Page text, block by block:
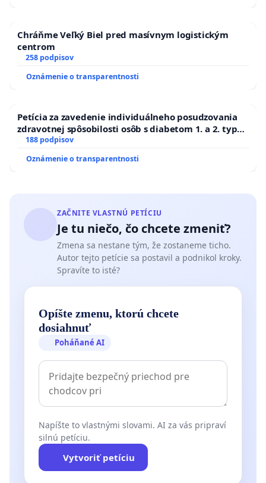
Chráňme Veľký Biel pred masívnym logistickým
centrom
258 podpisov
Oznámenie o transparentnosti
Petícia za zavedenie individuálneho posudzovania
zdravotnej spôsobilosti osôb s diabetom 1. a 2. typu
pri prijímaní do Policajného zboru SR
188 podpisov
Oznámenie o transparentnosti
ZAČNITE VLASTNÚ PETÍCIU
Je tu niečo, čo chcete zmeniť?
Zmena sa nestane tým, že zostaneme ticho.
Autor tejto petície sa postavil a podnikol kroky.
Spravíte to isté?
Opíšte zmenu, ktorú chcete
dosiahnuť
Poháňané AI
Napíšte to vlastnými slovami. AI za vás pripraví
silnú petíciu.
Vytvoriť petíciu